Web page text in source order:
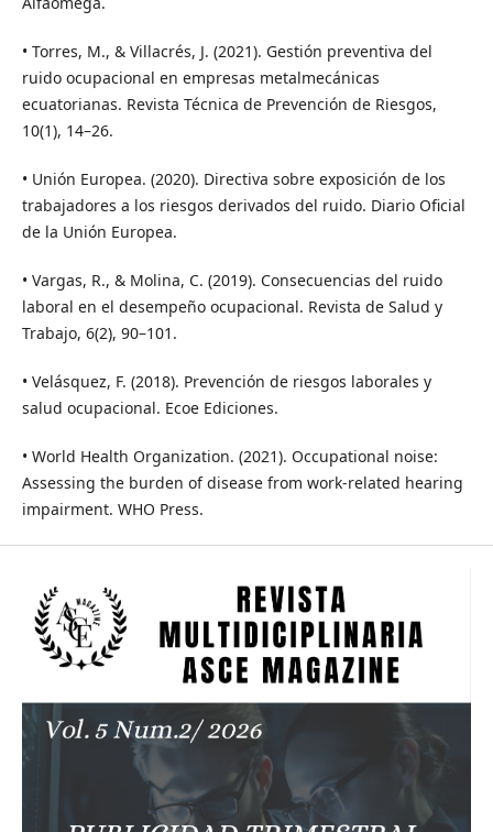
• Torres, M., & Villacrés, J. (2021). Gestión preventiva del
ruido ocupacional en empresas metalmecánicas
ecuatorianas. Revista Técnica de Prevención de Riesgos,
10(1), 14–26.
• Unión Europea. (2020). Directiva sobre exposición de los
trabajadores a los riesgos derivados del ruido. Diario Oficial
de la Unión Europea.
• Vargas, R., & Molina, C. (2019). Consecuencias del ruido
laboral en el desempeño ocupacional. Revista de Salud y
Trabajo, 6(2), 90–101.
• Velásquez, F. (2018). Prevención de riesgos laborales y
salud ocupacional. Ecoe Ediciones.
• World Health Organization. (2021). Occupational noise:
Assessing the burden of disease from work-related hearing
impairment. WHO Press.